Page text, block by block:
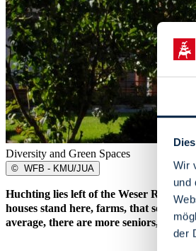
Wir
und
der
Diversity and Green Spaces
© WFB - KMU/JUA
Huchting lies left of the Weser River,
houses stand here, farms, that serve
average, there are more seniors, but